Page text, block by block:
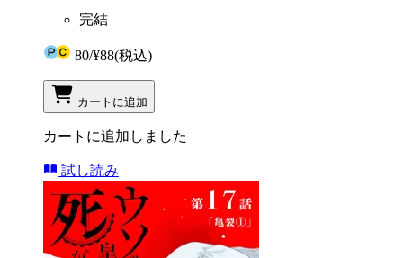
完結
80/¥88(税込)
カートに追加
カートに追加しました
試し読み